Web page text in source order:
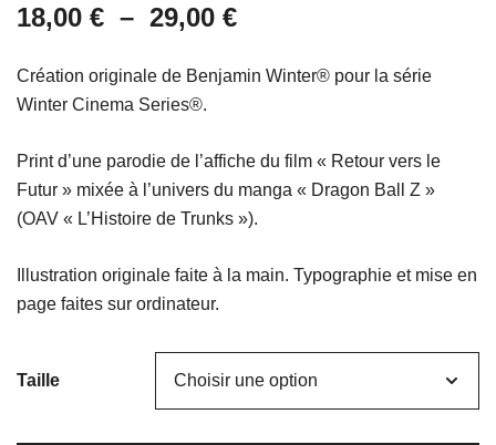
18,00 € – 29,00 €Plage
18,00 €
à
29,00 €
Création originale de Benjamin Winter® pour la série
Winter Cinema Series®.
Print d’une parodie de l’affiche du film « Retour vers le
Futur » mixée à l’univers du manga « Dragon Ball Z »
(OAV « L’Histoire de Trunks »).
Illustration originale faite à la main. Typographie et mise en
page faites sur ordinateur.
Taille